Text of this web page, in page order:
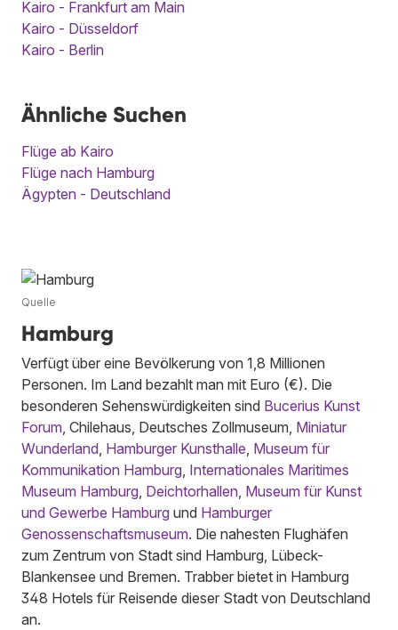
Kairo - Frankfurt am Main
Kairo - Düsseldorf
Kairo - Berlin
Ähnliche Suchen
Flüge ab Kairo
Flüge nach Hamburg
Ägypten - Deutschland
Quelle
Hamburg
Verfügt über eine Bevölkerung von 1,8 Millionen
Personen. Im Land bezahlt man mit Euro (€). Die
besonderen Sehenswürdigkeiten sind Bucerius Kunst
Forum, Chilehaus, Deutsches Zollmuseum, Miniatur
Wunderland, Hamburger Kunsthalle, Museum für
Kommunikation Hamburg, Internationales Maritimes
Museum Hamburg, Deichtorhallen, Museum für Kunst
und Gewerbe Hamburg und Hamburger
Genossenschaftsmuseum. Die nahesten Flughäfen
zum Zentrum von Stadt sind Hamburg, Lübeck-
Blankensee und Bremen. Trabber bietet in Hamburg
348 Hotels für Reisende dieser Stadt von Deutschland
an.